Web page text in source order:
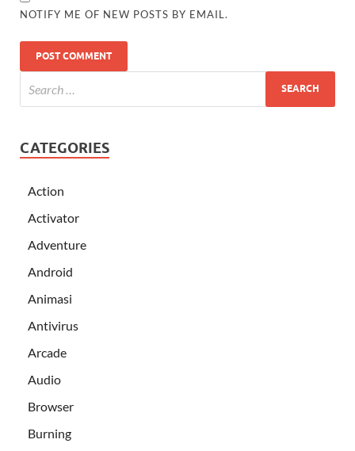
NOTIFY ME OF NEW POSTS BY EMAIL.
CATEGORIES
Action
Activator
Adventure
Android
Animasi
Antivirus
Arcade
Audio
Browser
Burning